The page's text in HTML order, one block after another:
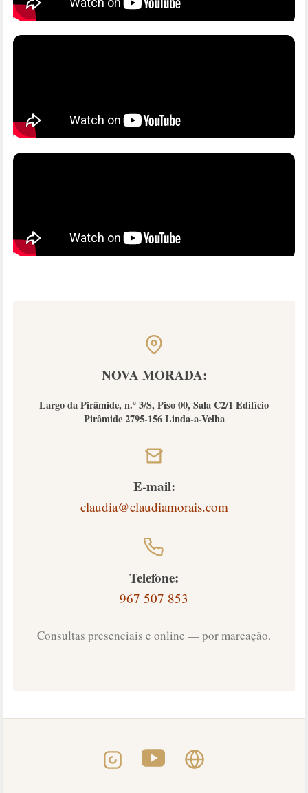
NOVA MORADA:
Largo da Pirâmide, n.º 3/S, Piso 00, Sala C2/1 Edifício
Pirâmide 2795-156 Linda-a-Velha
E-mail:
claudia@claudiamorais.com
Telefone:
967 507 853
Consultas presenciais e online — por marcação.